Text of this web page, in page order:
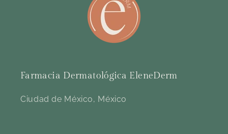
Farmacia Dermatológica EleneDerm
Ciudad de México, México